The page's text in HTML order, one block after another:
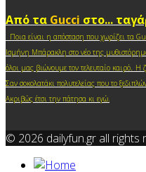
Από τα Gucci στο...
Ποια είναι η απόσταση που χωρίζει τα
Ισμήνη Μπάρακλη στο νέο της
όλοι μας βιώνουμε τον τελευταίο καιρό. Η
Σαν σοκολατάκι πολυτελείας που το
Ακριβώς έτσι την πάτησα κι εγώ.
© 2026 dailyfun.gr all rights